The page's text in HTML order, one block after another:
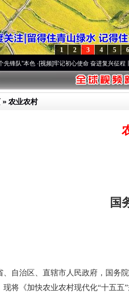
6
5
4
3
2
1
色·[视频]牢记初心使命 奋进复兴征程丨宝塔山下
» 农业农村
国
、自治区、直辖市人民政府，国务
现将《加快农业农村现代化“十五五